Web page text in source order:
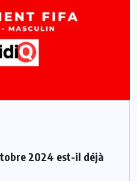
2024 est-il déjà